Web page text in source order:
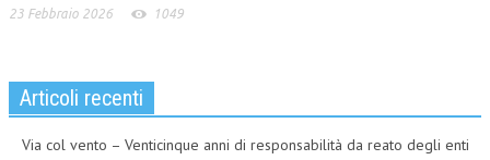
23 Febbraio 2026 1049
Articoli recenti
Via col vento – Venticinque anni di responsabilità da reato degli enti